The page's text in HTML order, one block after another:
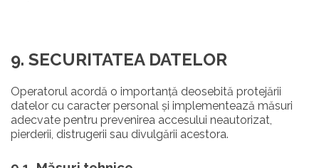
9. SECURITATEA DATELOR
Operatorul acordă o importanță deosebită protejării
datelor cu caracter personal și implementează măsuri
adecvate pentru prevenirea accesului neautorizat,
pierderii, distrugerii sau divulgării acestora.